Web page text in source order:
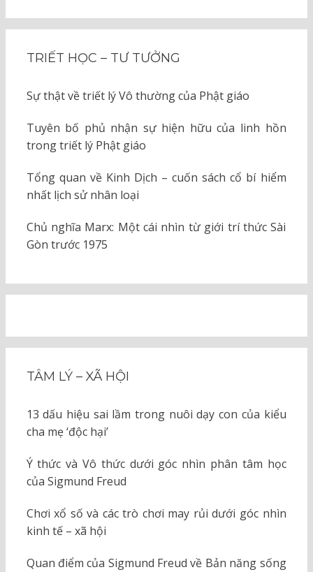
TRIẾT HỌC – TƯ TƯỞNG
Sự thật về triết lý Vô thường của Phật giáo
Tuyên bố phủ nhận sự hiện hữu của linh hồn
trong triết lý Phật giáo
Tổng quan về Kinh Dịch – cuốn sách cổ bí hiểm
nhất lịch sử nhân loại
Chủ nghĩa Marx: Một cái nhìn từ giới trí thức Sài
Gòn trước 1975
TÂM LÝ – XÃ HỘI
13 dấu hiệu sai lầm trong nuôi dạy con của kiểu
cha mẹ ‘độc hại’
Ý thức và Vô thức dưới góc nhìn phân tâm học
của Sigmund Freud
Chơi xổ số và các trò chơi may rủi dưới góc nhìn
kinh tế – xã hội
Quan điểm của Sigmund Freud về Bản năng sống